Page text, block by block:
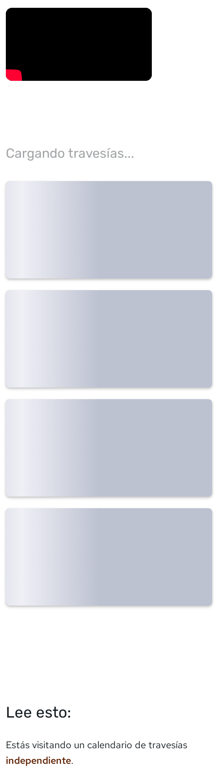
Cargando travesías...
Lee esto:
Estás visitando un calendario de travesías
independiente.